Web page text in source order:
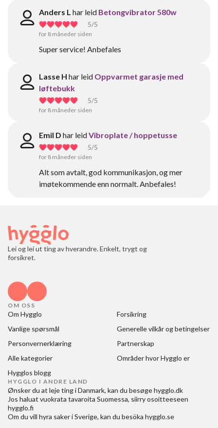
Anders L har leid Betongvibrator 580w
5/5
for 8 måneder siden
Super service! Anbefales
Lasse H har leid Oppvarmet garasje med
løftebukk
5/5
for 8 måneder siden
Emil D har leidVibroplate / hoppetusse
5/5
for 8 måneder siden
Alt som avtalt, god kommunikasjon, og mer
imøtekommende enn normalt. Anbefales!
Lei og lei ut ting av hverandre. Enkelt, trygt og
forsikret.
OM OSS
Om Hygglo
Forsikring
Vanlige spørsmål
Generelle vilkår og betingelser
Personvernerklæring
Partnerskap
Alle kategorier
Områder hvor Hygglo er
Hygglos blogg
HYGGLO I ANDRE LAND
Ønsker du at leje ting i Danmark, kan du besøgehygglo.dk
Jos haluat vuokrata tavaroita Suomessa, siirry osoitteeseen
hygglo.fi
Om du vill hyra saker i Sverige, kan du besöka hygglo.se